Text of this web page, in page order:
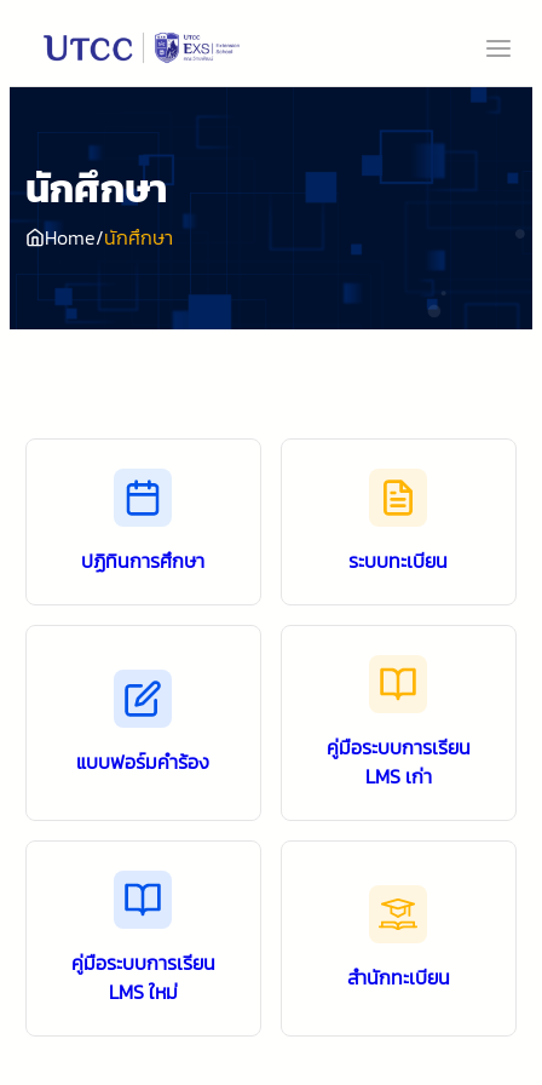
นักศึกษา
Home/นักศึกษา
ปฏิทินการศึกษา ระบบทะเบียน
แบบฟอร์มคำร้อง
คู่มือระบบการเรียน
LMS เก่า
คู่มือระบบการเรียน
LMS ใหม่
สำนักทะเบียน